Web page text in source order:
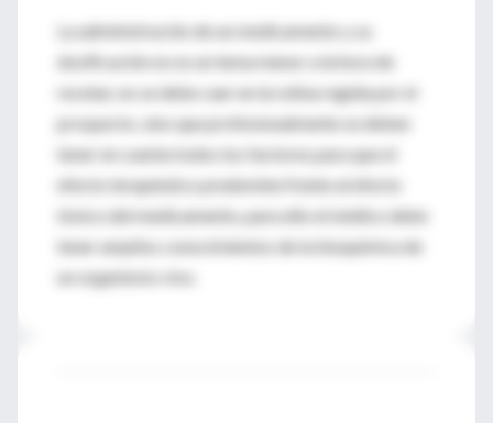
La administración de un medicamento y su
dosificación no es un tema menor a la hora de
recetar, no se debe caer en la rutina regida por el
prospecto, sino que profesionalmente se deben
tener en cuenta todos los factores para que el
efecto terapéutico predomine frente al efecto
tóxico del medicamento, para ello el médico debe
tener amplios conocimientos de la bioquímica de
un organismo vivo.